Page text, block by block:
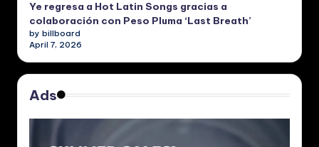
Ye regresa a Hot Latin Songs gracias a
colaboración con Peso Pluma ‘Last Breath’
by billboard
April 7, 2026
Ads